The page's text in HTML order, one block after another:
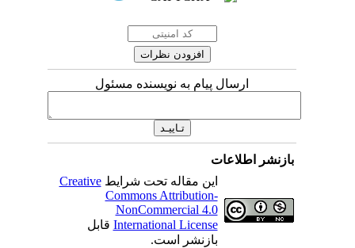
ارسال پیام به نویسنده مسئول
بازنشر اطلاعات
این مقاله تحت شرایطCreative
Commons Attribution-
NonCommercial 4.0
International Licenseقابل
بازنشر است.